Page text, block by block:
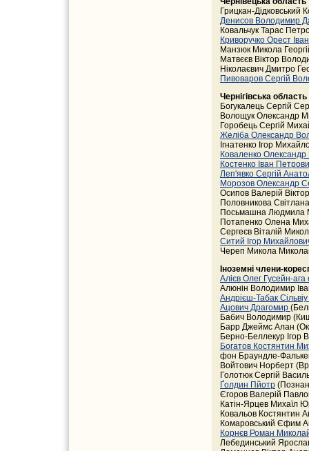
Грицкан-Дідковський
Денисов Володимир
Ковальчук Тарас
Криворучко Орест
Манзюк Микола
Матвєєв Віктор
Ніколаєвич Дмитро
Пивоваров Сергій
Чернігівська область
Богукалець Сергій
Волощук Олександр
Горобець Сергій
Желіба Олександр
Ігнатенко Ігор
Коваленко Олександр
Костенко Іван
Леп'явко Сергій
Морозов Олександр
Осипов Валерій
Половникова
Посьмашна Людмила
Потапенко Олена
Сергеєв Віталій
Ситий Ігор
Череп Микола
Іноземні члени-
Алієв Олег Гусейн-ага
Алюнін Володимир
Андрієш-Табак Сільвіу
Ацович Драгомир
Бабич Володимир
Барр Джеймс Алан
Берно-Беллекур Ігор
Богатов Костянтин
фон Браундле-
Войтович Норберт
Голотюк Сергій
Ґолдин Пйотр
Єгоров Валерій
Катін-Ярцев Михаїл
Ковальов Костянтин
Комаровський Єфим
Корнєв Роман
Лебединський